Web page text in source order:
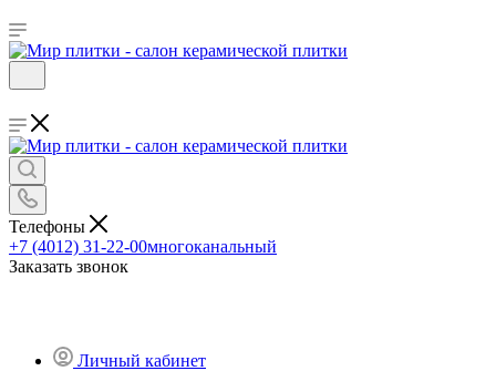
Телефоны
+7 (4012) 31-22-00многоканальный
Заказать звонок
Личный кабинет